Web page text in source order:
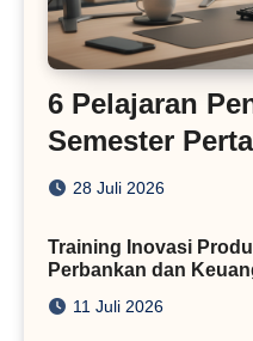
6 Pelajaran
Semester
Bisnis Digital
28 Juli 2026
Training Inovasi
Perbankan dan
11 Juli 2026